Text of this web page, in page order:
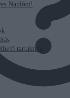
Naplóm!
tartalmak